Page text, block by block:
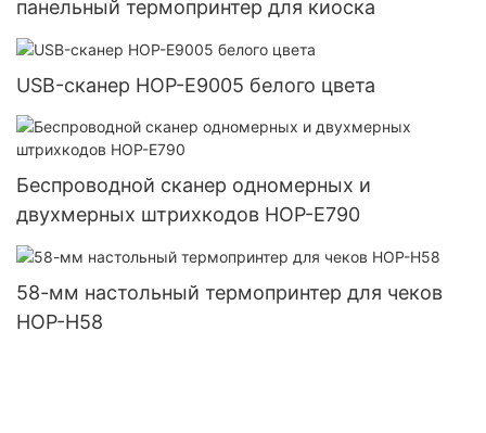
панельный термопринтер для киоска
USB-сканер HOP-E9005 белого цвета
Беспроводной сканер одномерных и
двухмерных штрихкодов HOP-E790
58-мм настольный термопринтер для чеков
HOP-H58